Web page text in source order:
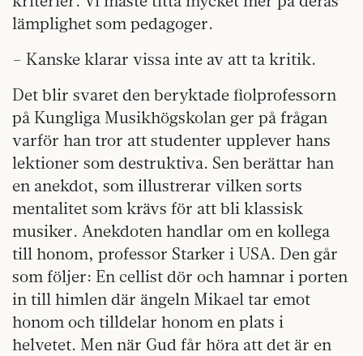
lämplighet som pedagoger.
– Kanske klarar vissa inte av att ta kritik.
Det blir svaret den beryktade fiolprofessorn
på Kungliga Musikhögskolan ger på frågan
varför han tror att studenter upplever hans
lektioner som destruktiva. Sen berättar han
en anekdot, som illustrerar vilken sorts
mentalitet som krävs för att bli klassisk
musiker. Anekdoten handlar om en kollega
till honom, professor Starker i USA. Den går
som följer: En cellist dör och hamnar i porten
in till himlen där ängeln Mikael tar emot
honom och tilldelar honom en plats i
helvetet. Men när Gud får höra att det är en